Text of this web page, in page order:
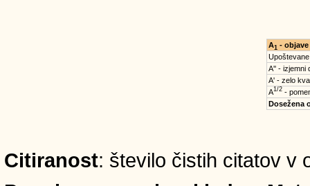
A1 - objave
A'' - izjemni
A' - zelo
A1/2-
Dosežena
Citiranost: število čistih citatov v